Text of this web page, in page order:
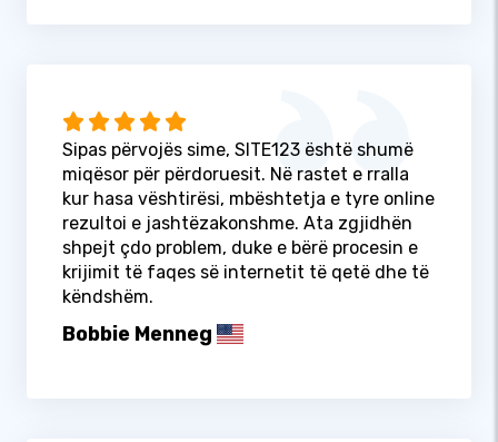
Sipas përvojës sime, SITE123 është shumë
miqësor për përdoruesit. Në rastet e rralla
kur hasa vështirësi, mbështetja e tyre online
rezultoi e jashtëzakonshme. Ata zgjidhën
shpejt çdo problem, duke e bërë procesin e
krijimit të faqes së internetit të qetë dhe të
këndshëm.
Bobbie Menneg